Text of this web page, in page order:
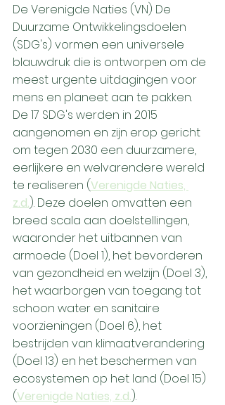
De Verenigde Naties (VN) De
Duurzame Ontwikkelingsdoelen
(SDG's) vormen een universele
blauwdruk die is ontworpen om de
meest urgente uitdagingen voor
mens en planeet aan te pakken.
De 17 SDG's werden in 2015
aangenomen en zijn erop gericht
om tegen 2030 een duurzamere,
eerlijkere en welvarendere wereld
te realiseren (Verenigde Naties,
z.d.). Deze doelen omvatten een
breed scala aan doelstellingen,
waaronder het uitbannen van
armoede (Doel 1), het bevorderen
van gezondheid en welzijn (Doel 3),
het waarborgen van toegang tot
schoon water en sanitaire
voorzieningen (Doel 6), het
bestrijden van klimaatverandering
(Doel 13) en het beschermen van
ecosystemen op het land (Doel 15)
(Verenigde Naties, z.d.).